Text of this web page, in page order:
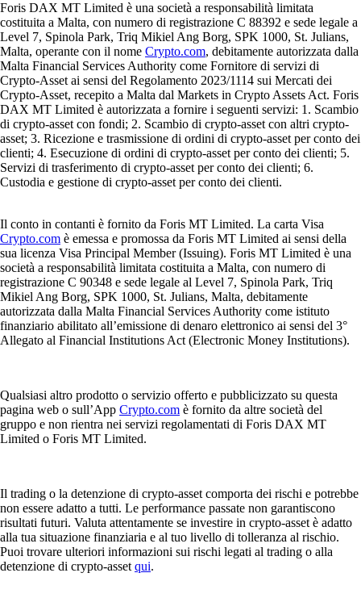
Foris DAX MT Limited è una società a responsabilità limitata
costituita a Malta, con numero di registrazione C 88392 e sede legale a
Level 7, Spinola Park, Triq Mikiel Ang Borg, SPK 1000, St. Julians,
Malta, operante con il nome Crypto.com, debitamente autorizzata dalla
Malta Financial Services Authority come Fornitore di servizi di
Crypto-Asset ai sensi del Regolamento 2023/1114 sui Mercati dei
Crypto-Asset, recepito a Malta dal Markets in Crypto Assets Act. Foris
DAX MT Limited è autorizzata a fornire i seguenti servizi: 1. Scambio
di crypto-asset con fondi; 2. Scambio di crypto-asset con altri crypto-
asset; 3. Ricezione e trasmissione di ordini di crypto-asset per conto dei
clienti; 4. Esecuzione di ordini di crypto-asset per conto dei clienti; 5.
Servizi di trasferimento di crypto-asset per conto dei clienti; 6.
Custodia e gestione di crypto-asset per conto dei clienti.
Il conto in contanti è fornito da Foris MT Limited. La carta Visa
Crypto.com è emessa e promossa da Foris MT Limited ai sensi della
sua licenza Visa Principal Member (Issuing). Foris MT Limited è una
società a responsabilità limitata costituita a Malta, con numero di
registrazione C 90348 e sede legale al Level 7, Spinola Park, Triq
Mikiel Ang Borg, SPK 1000, St. Julians, Malta, debitamente
autorizzata dalla Malta Financial Services Authority come istituto
finanziario abilitato all’emissione di denaro elettronico ai sensi del 3°
Allegato al Financial Institutions Act (Electronic Money Institutions).
Qualsiasi altro prodotto o servizio offerto e pubblicizzato su questa
pagina web o sull’App Crypto.com è fornito da altre società del
gruppo e non rientra nei servizi regolamentati di Foris DAX MT
Limited o Foris MT Limited.
Il trading o la detenzione di crypto-asset comporta dei rischi e potrebbe
non essere adatto a tutti. Le performance passate non garantiscono
risultati futuri. Valuta attentamente se investire in crypto-asset è adatto
alla tua situazione finanziaria e al tuo livello di tolleranza al rischio.
Puoi trovare ulteriori informazioni sui rischi legati al trading o alla
detenzione di crypto-asset qui.